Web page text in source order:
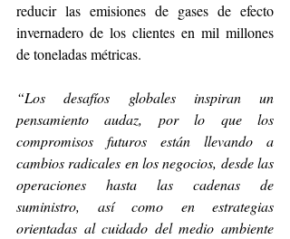
reducir las emisiones de gases de efecto
invernadero de los clientes en mil millones
de toneladas métricas.
“Los desafíos globales inspiran un
pensamiento audaz, por lo que los
compromisos futuros están llevando a
cambios radicales en los negocios, desde las
operaciones hasta las cadenas de
suministro, así como en estrategias
orientadas al cuidado del medio ambiente